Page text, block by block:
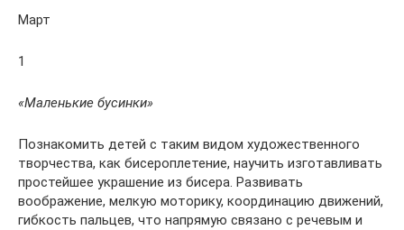
Март
1
«Маленькие бусинки»
Познакомить детей с таким видом художественного
творчества, как бисероплетение, научить изготавливать
простейшее украшение из бисера. Развивать
воображение, мелкую моторику, координацию движений,
гибкость пальцев, что напрямую связано с речевым и